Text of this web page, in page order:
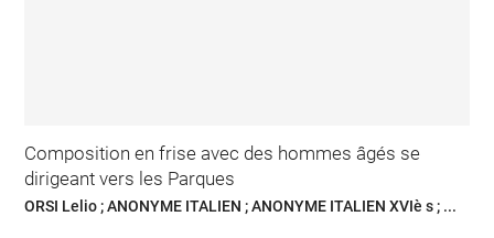
Composition en frise avec des hommes âgés se
dirigeant vers les Parques
ORSI Lelio ; ANONYME ITALIEN ; ANONYME ITALIEN XVIè s ; ...